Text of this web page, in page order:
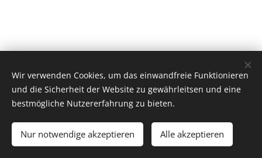
Huberta Hofer - Lebens- & Sozialberatung | Psychosoziale
Beratung | Steiermark
Impressum
AGB Datenschutz Cookies
Wir verwenden Cookies, um das einwandfreie Funktionieren
und die Sicherheit der Website zu gewährleitsen und eine
bestmögliche Nutzererfahrung zu bieten.
Nur notwendige akzeptieren Alle akzeptieren